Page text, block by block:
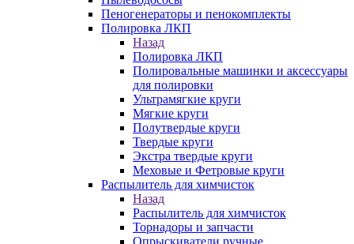
Пеногенераторы и пенокомплекты
Полировка ЛКП
Назад
Полировка ЛКП
Полировальные машинки и аксессуары
для полировки
Ультрамягкие круги
Мягкие круги
Полутвердые круги
Твердые круги
Экстра твердые круги
Меховые и Фетровые круги
Распылитель для химчисток
Назад
Распылитель для химчисток
Торнадоры и запчасти
Опрыскиватели ручные